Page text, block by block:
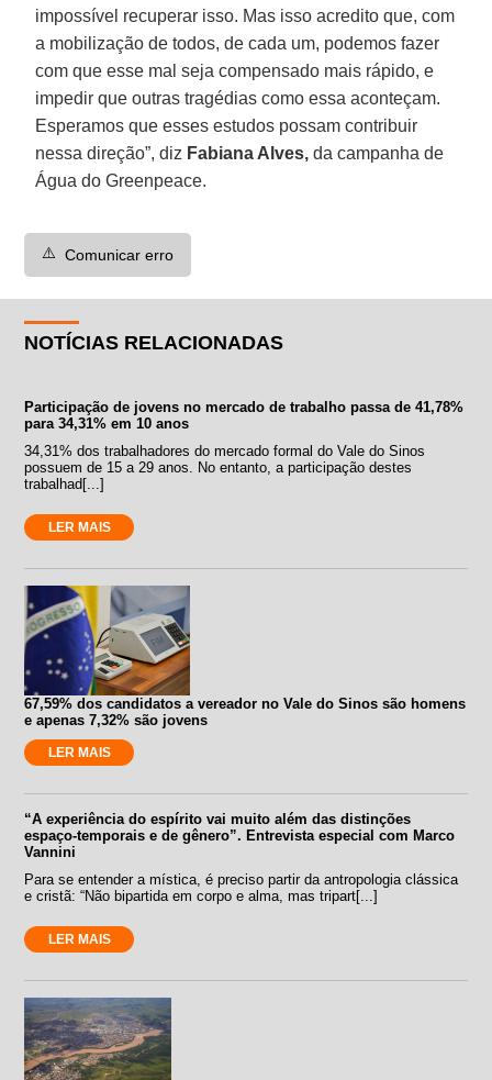
impossível recuperar isso. Mas isso acredito que, com
a mobilização de todos, de cada um, podemos fazer
com que esse mal seja compensado mais rápido, e
impedir que outras tragédias como essa aconteçam.
Esperamos que esses estudos possam contribuir
nessa direção”, diz Fabiana Alves, da campanha de
Água do Greenpeace.
⚠️ Comunicar erro
NOTÍCIAS RELACIONADAS
Participação de jovens no mercado de trabalho passa de 41,78%
para 34,31% em 10 anos
34,31% dos trabalhadores do mercado formal do Vale do Sinos
possuem de 15 a 29 anos. No entanto, a participação destes
trabalhad[...]
LER MAIS
67,59% dos candidatos a vereador no Vale do Sinos são homens
e apenas 7,32% são jovens
LER MAIS
“A experiência do espírito vai muito além das distinções
espaço-temporais e de gênero”. Entrevista especial com Marco
Vannini
Para se entender a mística, é preciso partir da antropologia clássica
e cristã: “Não bipartida em corpo e alma, mas tripart[...]
LER MAIS